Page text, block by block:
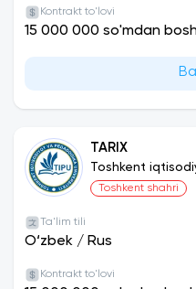
Kontrakt to'lovi
15 000 000 so'mdan
TARIX
Toshkent
universiteti
Toshkent shahri
Ta'lim tili
O‘zbek / Rus
Kontrakt to'lovi